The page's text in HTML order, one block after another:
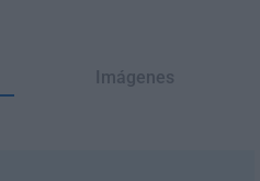
Imágenes